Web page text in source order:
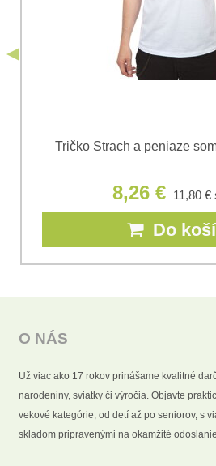
Tričko Strach a peniaze
8,26 € 11,80 €
Do
O NÁS
Už viac ako 17 rokov prinášame kvalitné
narodeniny, sviatky či výročia. Objavte
vekové kategórie, od detí až po seniorov, s
skladom pripravenými na okamžité